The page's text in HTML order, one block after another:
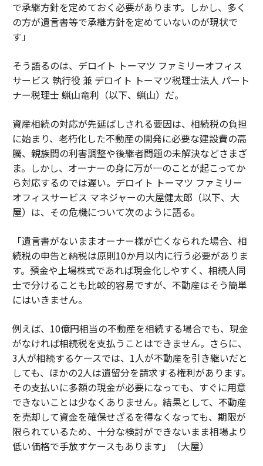
で承継方針を定めておく必要があります。しかし、多く
の方が遺言書等で承継方針を定めていないのが現状で
す」
そう語るのは、デロイト トーマツ ファミリーオフィス
サービス 執行役 兼 デロイト トーマツ税理士法人 パート
ナー税理士 蝋山竜利（以下、蝋山）だ。
資産相続の対応が先延ばしされる要因は、相続税の負担
に始まり、老朽化した不動産の開発に必要な建設費の高
騰、親族間の利害調整や後継者問題の未解決などさまざ
ま。しかし、オーナーの身に万が一のことが起こってか
ら対応するのでは遅い。デロイト トーマツ ファミリー
オフィスサービス マネジャーの大屋健太郎（以下、大
屋）は、その危機について次のように語る。
「遺言書がないままオーナー様が亡くなられた場合、相
続税の申告と納税は原則10か月以内に行う必要がありま
す。預金や上場株式であれば現金化しやすく、相続人同
士で分けることも比較的容易ですが、不動産はそう簡単
にはいきません。
例えば、10億円相当の不動産を相続する場合でも、現金
がなければ相続税を支払うことはできません。さらに、
3人が相続するケースでは、1人が不動産を引き継いだと
しても、ほかの2人は遺留分を請求する権利があります。
その支払いに多額の現金が必要になっても、すぐに用意
できないことは少なくありません。結果として、不動産
を売却して資金を確保せざるを得なくなっても、期限が
限られているため、十分な検討ができないまま相場より
低い価格で手放すケースもあります」（大屋）